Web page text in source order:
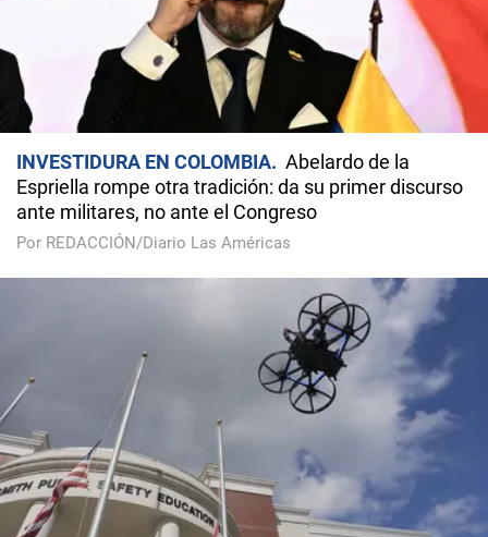
INVESTIDURA EN COLOMBIA
Abelardo de la
Espriella rompe otra tradición: da su primer discurso
ante militares, no ante el Congreso
Por REDACCIÓN/Diario Las Américas